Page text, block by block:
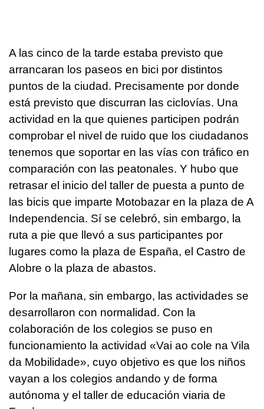
A las cinco de la tarde estaba previsto que
arrancaran los paseos en bici por distintos
puntos de la ciudad. Precisamente por donde
está previsto que discurran las ciclovías. Una
actividad en la que quienes participen podrán
comprobar el nivel de ruido que los ciudadanos
tenemos que soportar en las vías con tráfico en
comparación con las peatonales. Y hubo que
retrasar el inicio del taller de puesta a punto de
las bicis que imparte Motobazar en la plaza de A
Independencia. Sí se celebró, sin embargo, la
ruta a pie que llevó a sus participantes por
lugares como la plaza de España, el Castro de
Alobre o la plaza de abastos.
Por la mañana, sin embargo, las actividades se
desarrollaron con normalidad. Con la
colaboración de los colegios se puso en
funcionamiento la actividad «Vai ao cole na Vila
da Mobilidade», cuyo objetivo es que los niños
vayan a los colegios andando y de forma
autónoma y el taller de educación viaria de